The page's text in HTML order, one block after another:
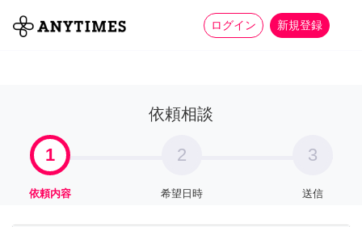
ログイン 新規登録
全て 家事 more_horiz
依頼相談
1
依頼内容
2
希望日時
3
送信